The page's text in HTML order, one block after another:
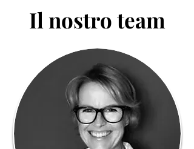
Il nostro team